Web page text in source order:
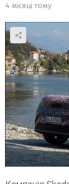
4 місяці тому